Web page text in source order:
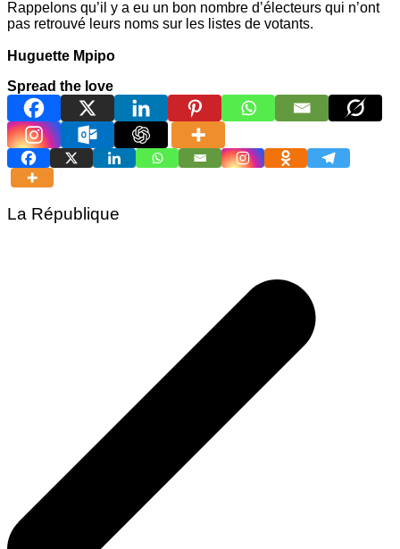
Rappelons qu’il y a eu un bon nombre d’électeurs qui n’ont
pas retrouvé leurs noms sur les listes de votants.
Huguette Mpipo
Spread the love
La République